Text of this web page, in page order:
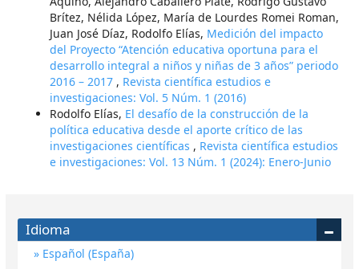
Brítez, Nélida López, María de Lourdes Romei Roman,
Juan José Díaz, Rodolfo Elías, Medición del impacto
del Proyecto “Atención educativa oportuna para el
desarrollo integral a niños y niñas de 3 años” periodo
2016 – 2017 , Revista científica estudios e
investigaciones: Vol. 5 Núm. 1 (2016)
Rodolfo Elías, El desafío de la construcción de la
política educativa desde el aporte crítico de las
investigaciones científicas , Revista científica estudios
e investigaciones: Vol. 13 Núm. 1 (2024): Enero-Junio
Idioma
Español (España)